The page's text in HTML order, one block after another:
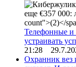
Телефонные и
устраивать
21:28
Охранник вез